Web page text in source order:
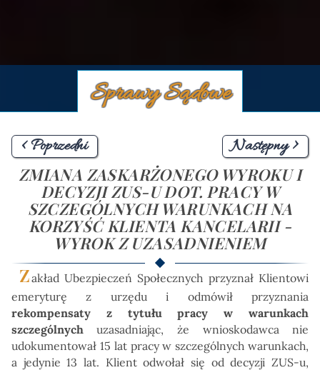
Sprawy Sądowe
< Poprzedni
Następny >
ZMIANA ZASKARŻONEGO WYROKU I
DECYZJI ZUS-U DOT. PRACY W
SZCZEGÓLNYCH WARUNKACH NA
KORZYŚĆ KLIENTA KANCELARII -
WYROK Z UZASADNIENIEM
Zakład Ubezpieczeń Społecznych przyznał Klientowi
emeryturę z urzędu i odmówił przyznania
rekompensaty z tytułu pracy w warunkach
szczególnych uzasadniając, że wnioskodawca nie
udokumentował 15 lat pracy w szczególnych warunkach,
a jedynie 13 lat. Klient odwołał się od decyzji ZUS-u,